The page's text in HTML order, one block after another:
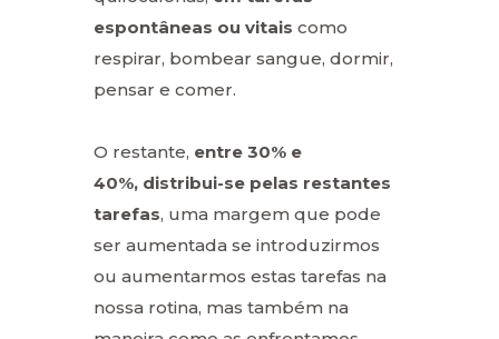
espontâneas ou vitais como
respirar, bombear sangue, dormir,
pensar e comer.
O restante, entre 30% e
40%, distribui-se pelas restantes
tarefas, uma margem que pode
ser aumentada se introduzirmos
ou aumentarmos estas tarefas na
nossa rotina, mas também na